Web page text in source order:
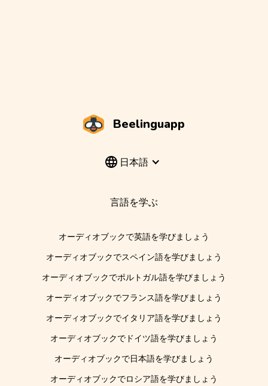
Beelinguapp
日本語
言語を学ぶ
オーディオブックで英語を学びましょう
オーディオブックでスペイン語を学びましょう
オーディオブックでポルトガル語を学びましょう
オーディオブックでフランス語を学びましょう
オーディオブックでイタリア語を学びましょう
オーディオブックでドイツ語を学びましょう
オーディオブックで日本語を学びましょう
オーディオブックでロシア語を学びましょう